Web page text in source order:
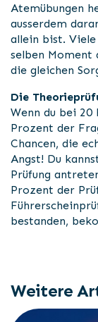
Atemübungen
ausserdem
allein bist.
selben Moment
die gleichen
Die
Wenn du bei 20
Prozent der
Chancen, die
Angst! Du
Prüfung
Prozent der
bestanden,
Weitere